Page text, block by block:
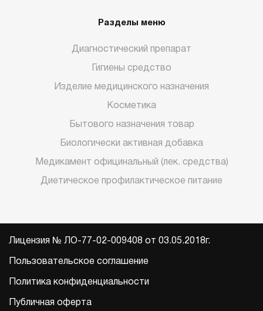
Разделы меню
Диагностический препарат
Гигиены средство
Изделие медицинского назначения
Косметика
Бытового назначения товар
Биологически активная добавка
Медикамент официнальный (лек. средства)
Диетическое профилактическое питание
Лицензия № ЛО-77-02-009408 от 03.05.2018г.
Пользовательское соглашение
Политика конфиденциальности
Публичная оферта